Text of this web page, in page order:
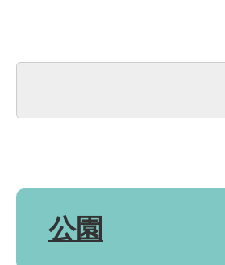
公園